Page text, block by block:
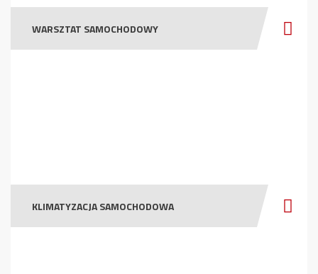
WARSZTAT SAMOCHODOWY
KLIMATYZACJA SAMOCHODOWA